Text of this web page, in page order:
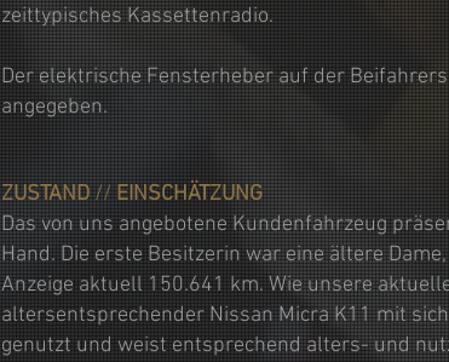
zeittypisches Kassettenradio.
Der elektrische Fensterheber auf der
angegeben.
ZUSTAND // EINSCHÄTZUNG
Das von uns angebotene Kundenfahrzeug
Hand. Die erste Besitzerin war eine ältere
Anzeige aktuell 150.641 km. Wie unsere
altersentsprechender Nissan Micra K11 mit
genutzt und weist entsprechend alters- und